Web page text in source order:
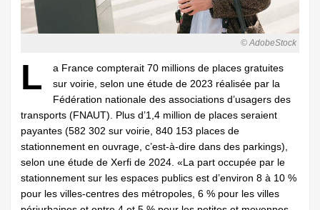
© AdobeStock
L
a France compterait 70 millions de places gratuites
sur voirie, selon une étude de 2023 réalisée par la
Fédération nationale des associations d’usagers des
transports (FNAUT). Plus d’1,4 million de places seraient
payantes (582 302 sur voirie, 840 153 places de
stationnement en ouvrage, c’est-à-dire dans des parkings),
selon une étude de Xerfi de 2024. «La part occupée par le
stationnement sur les espaces publics est d’environ 8 à 10 %
pour les villes-centres des métropoles, 6 % pour les villes